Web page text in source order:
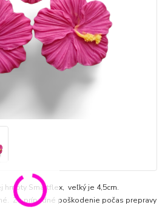
hmoty Smartflex, veľký je 4,5cm.
Za prípadné poškodenie počas prepravy